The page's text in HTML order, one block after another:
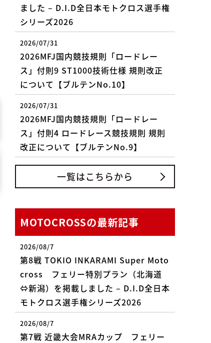
ました – D.I.D全日本モトクロス選手権
シリーズ2026
2026/07/31
2026MFJ国内競技規則「ロードレー
ス」付則9 ST1000技術仕様 規則改正
について【ブルテンNo.10】
2026/07/31
2026MFJ国内競技規則「ロードレー
ス」付則4 ロードレース競技規則 規則
改正について【ブルテンNo.9】
一覧はこちらから
MOTOCROSSの最新記事
2026/08/7
第8戦 TOKIO INKARAMI Super Moto
cross フェリー特別プラン（北海道
⇔新潟）を掲載しました – D.I.D全日本
モトクロス選手権シリーズ2026
2026/08/7
第7戦 近畿大会MRAカップ フェリー